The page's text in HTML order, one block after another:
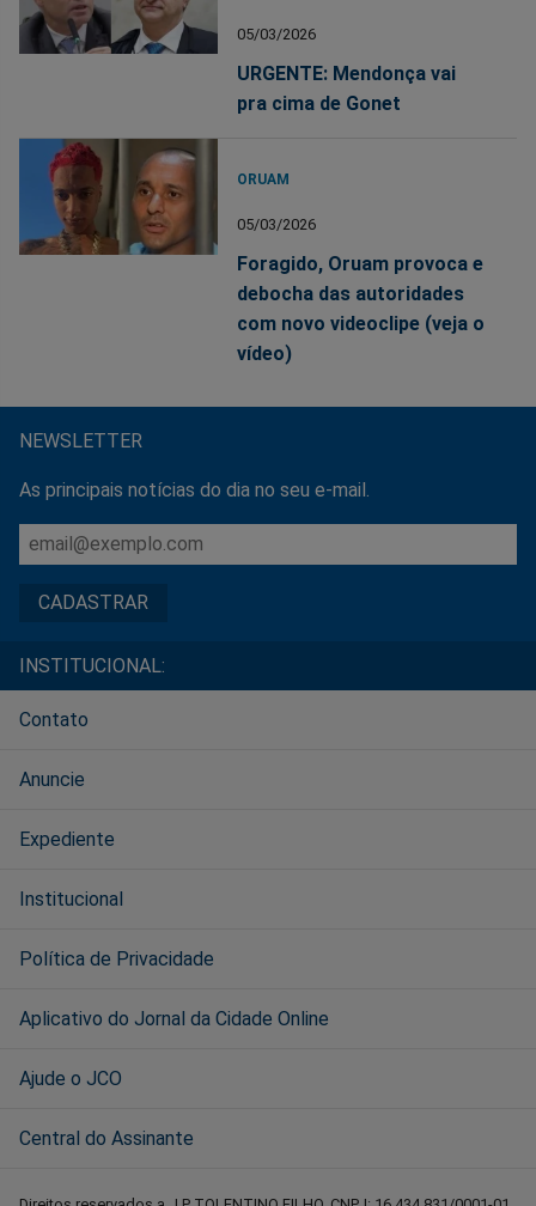
05/03/2026
URGENTE: Mendonça vai
pra cima de Gonet
ORUAM
05/03/2026
Foragido, Oruam provoca e
debocha das autoridades
com novo videoclipe (veja o
vídeo)
NEWSLETTER
As principais notícias do dia no seu e-mail.
INSTITUCIONAL:
Contato
Anuncie
Expediente
Institucional
Política de Privacidade
Aplicativo do Jornal da Cidade Online
Ajude o JCO
Central do Assinante